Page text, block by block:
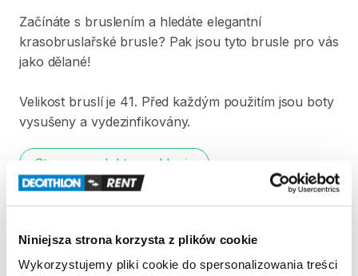
Niniejsza strona korzysta z plików cookie
Wykorzystujemy pliki cookie do spersonalizowania treści
Začínáte s bruslením a hledáte elegantní
krasobruslařské brusle? Pak jsou tyto brusle pro vás
jako dělané!
Velikost bruslí je 41. Před každým použitím jsou boty
vysušeny a vydezinfikovány.
Strona produktu w sklepie
REGULAMIN